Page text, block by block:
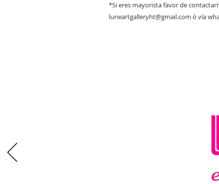
*Si eres mayorista favor de
luneartgalleryht@gmail.com ó vía